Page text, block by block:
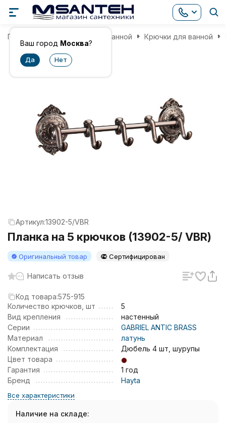
Ваш город Москва?
Главная Аксессуары для ванной Крючки для ванной
Артикул:13902-5/VBR
Планка на 5 крючков (13902-5/ VBR)
Оригинальный товар Сертифицирован
Написать отзыв
Код товара:575-915
Количество крючков, шт
5
Вид крепления
настенный
Серии
GABRIEL ANTIC BRASS
Материал
латунь
Комплектация
Дюбель 4 шт, шурупы
Цвет товара
Гарантия
1 год
Бренд
Hayta
Все характеристики
Наличие на складе: